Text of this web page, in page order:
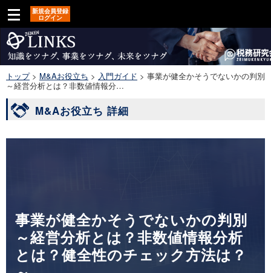
新規会員登録
ログイン
トップ> M&Aお役立ち > 入門ガイド > 事業が健全かそうでないかの判別
～経営分析とは？非数値情報分…
M&Aお役立ち 詳細
事業が健全かそうでないかの判別
～経営分析とは？非数値情報分析
とは？健全性のチェック方法は？